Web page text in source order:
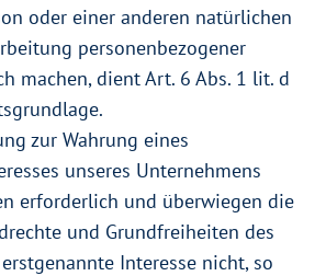
oder einer anderen natürlichen
personenbezogener
machen, dient Art. 6 Abs. 1 lit. d
zur Wahrung eines
unseres Unternehmens
erforderlich und überwiegen die
und Grundfreiheiten des
Interesse nicht, so